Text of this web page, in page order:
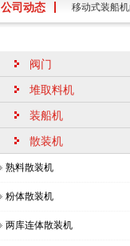
公司动态
【每日分享
阀门
堆取料机
装船机
散装机
熟料散装机
粉体散装机
两库连体散装机